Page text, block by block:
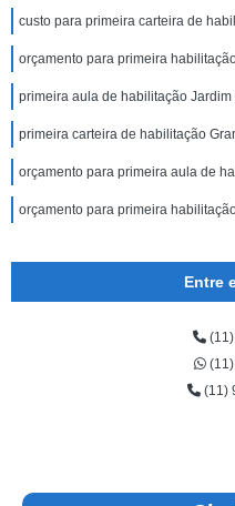
custo para primeira carteira de
orçamento para primeira
primeira aula de habilitação Jardim
primeira carteira de habilitação
orçamento para primeira aula de
orçamento para primeira
Entre
(11)
(11)